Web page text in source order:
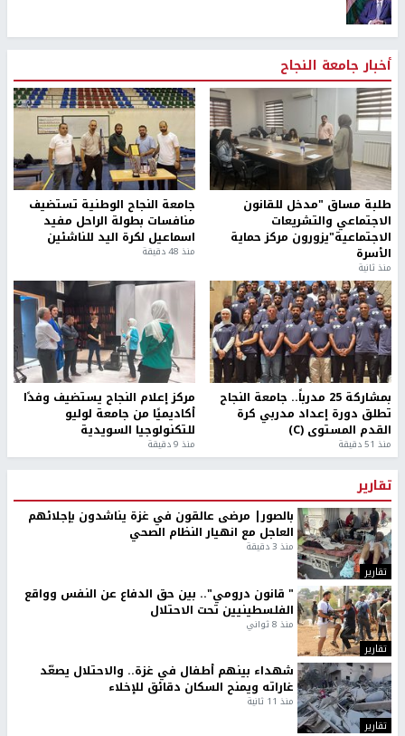
أخبار جامعة النجاح
طلبة مساق "مدخل للقانون
الاجتماعي والتشريعات
الاجتماعية"يزورون مركز حماية
الأسرة
منذ ثانية
جامعة النجاح الوطنية تستضيف
منافسات بطولة الراحل مفيد
اسماعيل لكرة اليد للناشئين
منذ 48 دقيقة
بمشاركة 25 مدرباً.. جامعة النجاح
تطلق دورة إعداد مدربي كرة
القدم المستوى (C)
منذ 51 دقيقة
مركز إعلام النجاح يستضيف وفدًا
أكاديميًا من جامعة لوليو
للتكنولوجيا السويدية
منذ 9 دقيقة
تقارير
تقارير
بالصور| مرضى عالقون في غزة يناشدون بإجلائهم
العاجل مع انهيار النظام الصحي
منذ 3 دقيقة
تقارير
" قانون درومي".. بين حق الدفاع عن النفس وواقع
الفلسطينيين تحت الاحتلال
منذ 8 ثواني
تقارير
شهداء بينهم أطفال في غزة.. والاحتلال يصعّد
غاراته ويمنح السكان دقائق للإخلاء
منذ 11 ثانية